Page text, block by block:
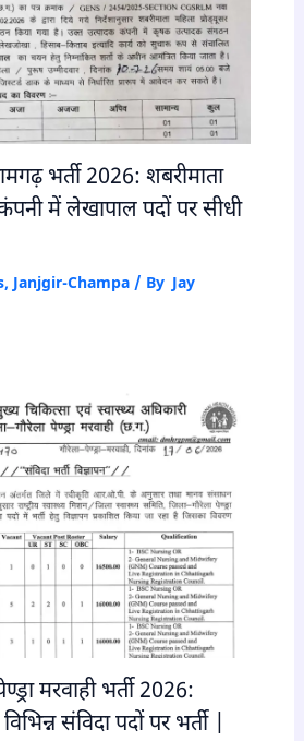
भर्ती 2026: शबरीमाता
में लेखापाल पदों पर सीधी
,Janjgir-Champa/ By Jay
मरवाही भर्ती 2026:
संविदा पदों पर भर्ती |